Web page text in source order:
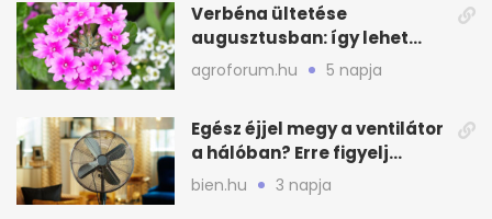
Verbéna ültetése
augusztusban: így lehet
még idén virágos a kert
agroforum.hu 5 napja
Egész éjjel megy a ventilátor
a hálóban? Erre figyelj
alvásnál nyáron
bien.hu 3 napja